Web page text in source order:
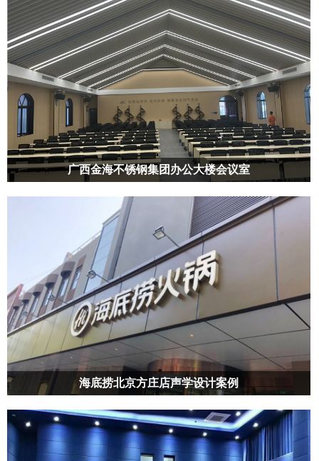
及客户接待时客户对公司的体验度，而且对于外资公司的审美要求都比
较时尚化，考虑全频吸声有效降低回音的同时，也考虑办公室的装饰美
观性
广西金海不锈钢集团办公大楼会议室
穿孔铝方通结合LED灯带，有效吸音的同时装饰性大大提升，墙面采用
A级防火玻镁吸音板，另一多功能厅由于窗户面积较大，所以天花采用
吸声频谱宽的空间吸声体同样对场所的混响进行调解。
海底捞北京方庄店声学设计案例
能的吸音材料。平板空间吸声体一般水平或者垂直吊挂。平板空间吸声
体面积占顶棚总面积的30%-45% 时，其材料的吸声性能是其他声学材料
吸声性能的2倍